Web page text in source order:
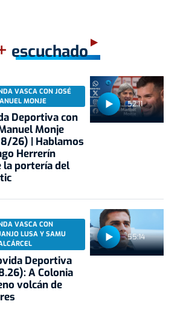
escuchado
52:11
VASCA CON JOSÉ
MONJE
Deportiva con
Monje
26) | Hablamos
Herrerín
la portería del
55:14
VASCA CON
LUSA Y SAMU
Deportiva
A Colonia
volcán de